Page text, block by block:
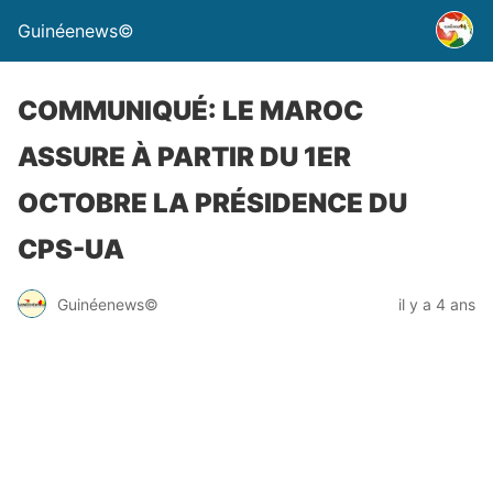
Guinéenews©
COMMUNIQUÉ: LE MAROC
ASSURE À PARTIR DU 1ER
OCTOBRE LA PRÉSIDENCE DU
CPS-UA
Guinéenews© il y a 4 ans